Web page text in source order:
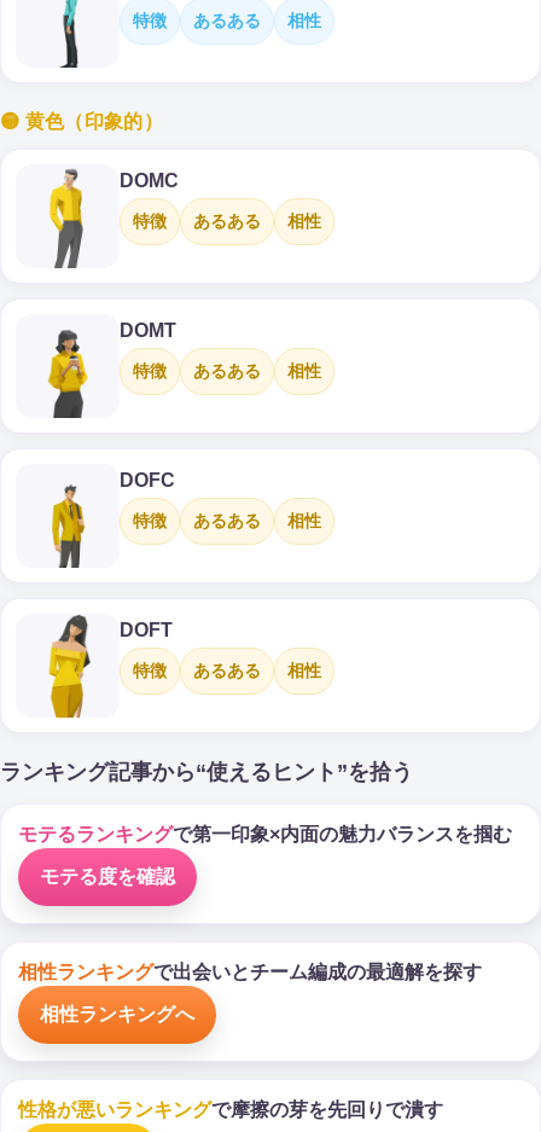
特徴 あるある 相性
🟡 黄色（印象的）
DOMC
特徴 あるある 相性
DOMT
特徴 あるある 相性
DOFC
特徴 あるある 相性
DOFT
特徴 あるある 相性
ランキング記事から“使えるヒント”を拾う
モテるランキングで第一印象×内面の魅力バランスを掴む
モテる度を確認
相性ランキングで出会いとチーム編成の最適解を探す
相性ランキングへ
性格が悪いランキングで摩擦の芽を先回りで潰す